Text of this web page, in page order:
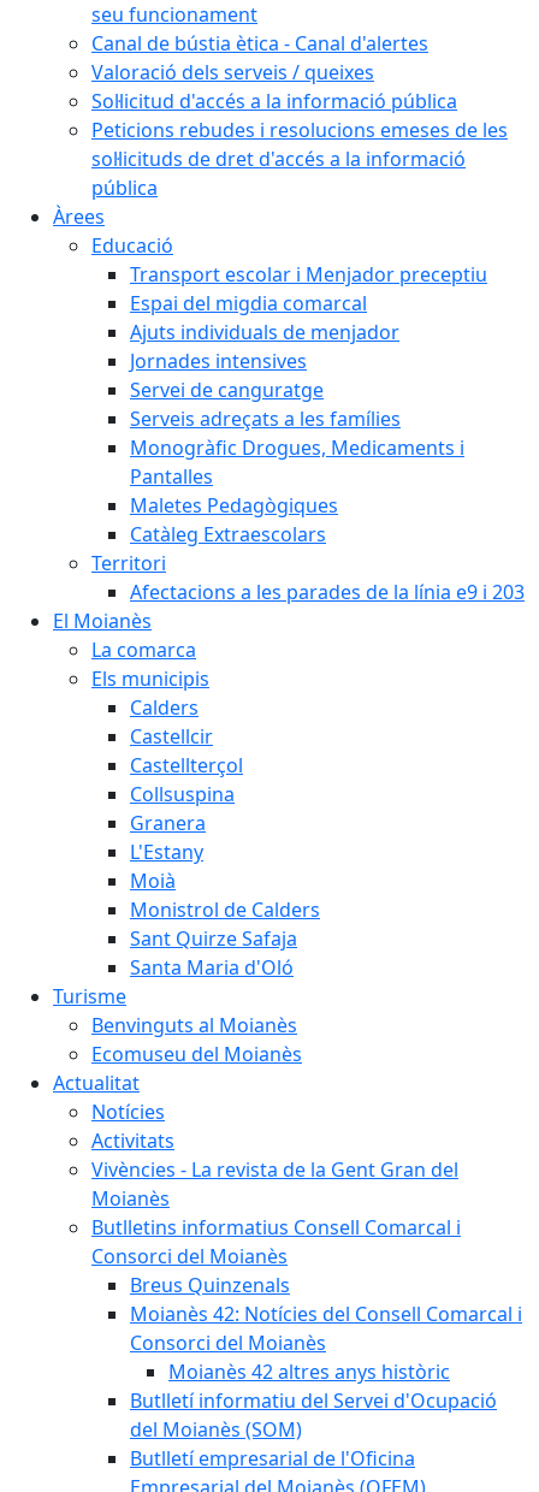
seu funcionament
Canal de bústia ètica - Canal d'alertes
Valoració dels serveis / queixes
Sol·licitud d'accés a la informació pública
Peticions rebudes i resolucions emeses de les
sol·licituds de dret d'accés a la informació
pública
Àrees
Educació
Transport escolar i Menjador preceptiu
Espai del migdia comarcal
Ajuts individuals de menjador
Jornades intensives
Servei de canguratge
Serveis adreçats a les famílies
Monogràfic Drogues, Medicaments i
Pantalles
Maletes Pedagògiques
Catàleg Extraescolars
Territori
Afectacions a les parades de la línia e9 i 203
El Moianès
La comarca
Els municipis
Calders
Castellcir
Castellterçol
Collsuspina
Granera
L'Estany
Moià
Monistrol de Calders
Sant Quirze Safaja
Santa Maria d'Oló
Turisme
Benvinguts al Moianès
Ecomuseu del Moianès
Actualitat
Notícies
Activitats
Vivències - La revista de la Gent Gran del
Moianès
Butlletins informatius Consell Comarcal i
Consorci del Moianès
Breus Quinzenals
Moianès 42: Notícies del Consell Comarcal i
Consorci del Moianès
Moianès 42 altres anys històric
Butlletí informatiu del Servei d'Ocupació
del Moianès (SOM)
Butlletí empresarial de l'Oficina